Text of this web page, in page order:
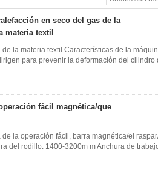
en seco del gas de la
materia textil
la materia textil Características de la
para prevenir la deformación del cilindro
fácil magnética/que
la operación fácil, barra magnética/el
del rodillo: 1400-3200m m Anchura de